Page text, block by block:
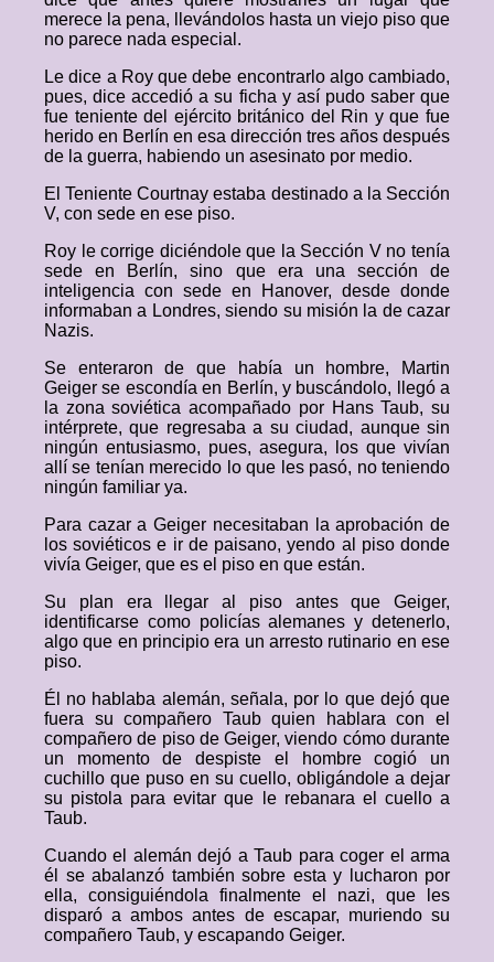
merece la pena, llevándolos hasta un viejo piso que
no parece nada especial.
Le dice a Roy que debe encontrarlo algo cambiado,
pues, dice accedió a su ficha y así pudo saber que
fue teniente del ejército británico del Rin y que fue
herido en Berlín en esa dirección tres años después
de la guerra, habiendo un asesinato por medio.
El Teniente Courtnay estaba destinado a la Sección
V, con sede en ese piso.
Roy le corrige diciéndole que la Sección V no tenía
sede en Berlín, sino que era una sección de
inteligencia con sede en Hanover, desde donde
informaban a Londres, siendo su misión la de cazar
Nazis.
Se enteraron de que había un hombre, Martin
Geiger se escondía en Berlín, y buscándolo, llegó a
la zona soviética acompañado por Hans Taub, su
intérprete, que regresaba a su ciudad, aunque sin
ningún entusiasmo, pues, asegura, los que vivían
allí se tenían merecido lo que les pasó, no teniendo
ningún familiar ya.
Para cazar a Geiger necesitaban la aprobación de
los soviéticos e ir de paisano, yendo al piso donde
vivía Geiger, que es el piso en que están.
Su plan era llegar al piso antes que Geiger,
identificarse como policías alemanes y detenerlo,
algo que en principio era un arresto rutinario en ese
piso.
Él no hablaba alemán, señala, por lo que dejó que
fuera su compañero Taub quien hablara con el
compañero de piso de Geiger, viendo cómo durante
un momento de despiste el hombre cogió un
cuchillo que puso en su cuello, obligándole a dejar
su pistola para evitar que le rebanara el cuello a
Taub.
Cuando el alemán dejó a Taub para coger el arma
él se abalanzó también sobre esta y lucharon por
ella, consiguiéndola finalmente el nazi, que les
disparó a ambos antes de escapar, muriendo su
compañero Taub, y escapando Geiger.